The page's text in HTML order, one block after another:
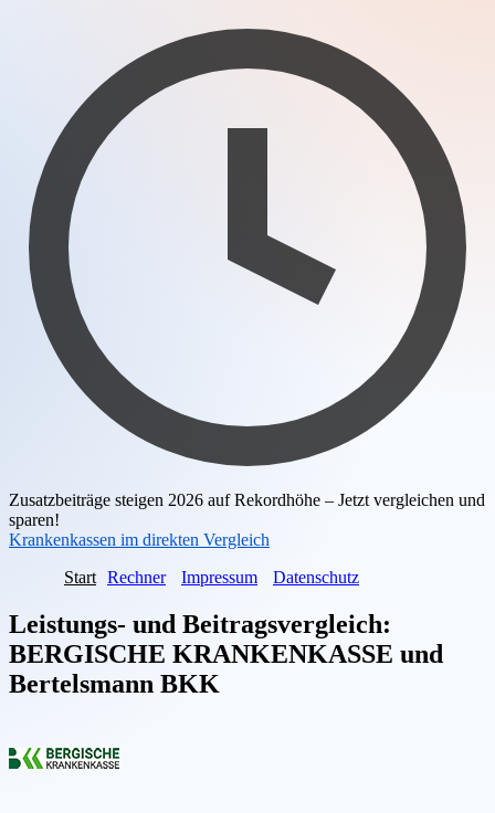
Zusatzbeiträge steigen 2026 auf Rekordhöhe – Jetzt vergleichen und
sparen!
Krankenkassen im direkten Vergleich
Start Rechner Impressum Datenschutz
Leistungs- und Beitragsvergleich:
BERGISCHE KRANKENKASSE und
Bertelsmann BKK